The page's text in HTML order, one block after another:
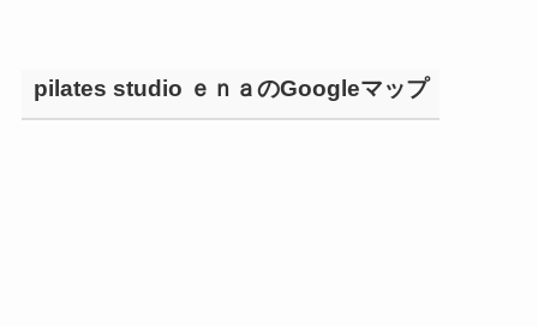
pilates studio ｅｎａのGoogleマップ